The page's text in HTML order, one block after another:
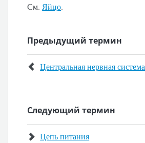
См. Яйцо.
Предыдущий термин
Центральная нервная система
Следующий термин
Цепь питания